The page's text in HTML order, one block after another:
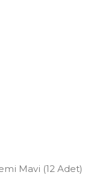
Mavi (12 Adet)